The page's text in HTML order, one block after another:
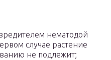
нематодой
случае растение
не подлежит;